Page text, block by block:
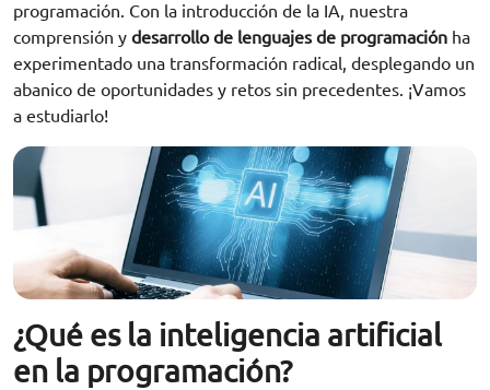
programación. Con la introducción de la IA, nuestra
comprensión y desarrollo de lenguajes de programación ha
experimentado una transformación radical, desplegando un
abanico de oportunidades y retos sin precedentes. ¡Vamos
a estudiarlo!
¿Qué es la inteligencia artificial
en la programación?